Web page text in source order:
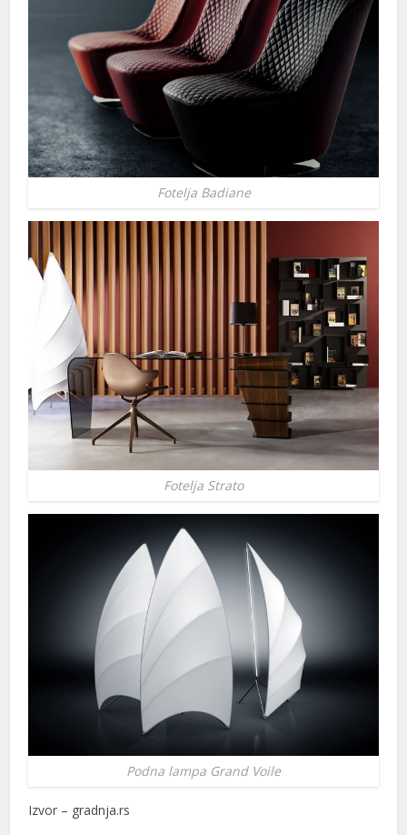
Fotelja Badiane
Fotelja Strato
Podna lampa Grand Voile
Izvor – gradnja.rs